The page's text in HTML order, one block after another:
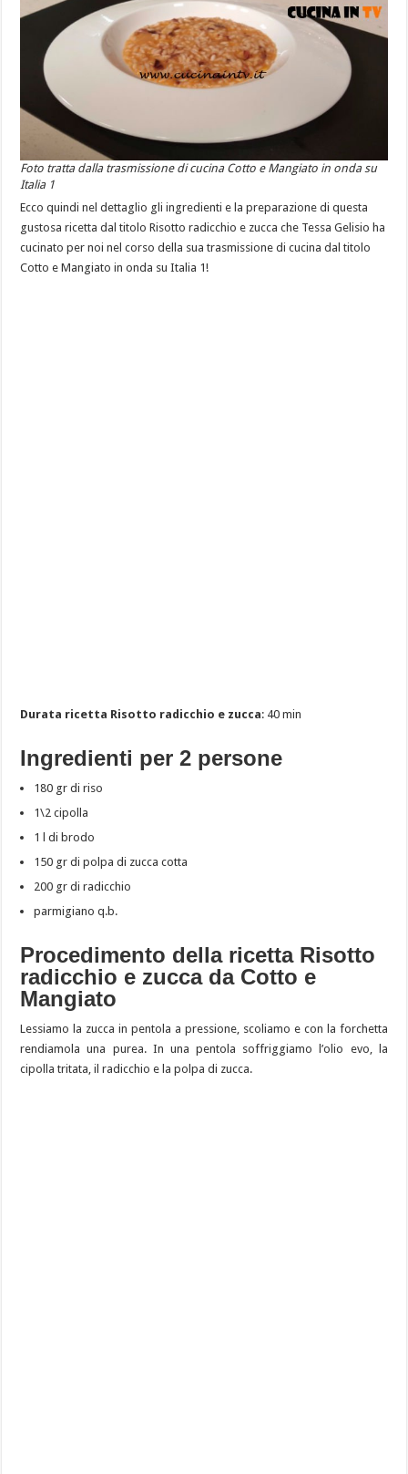
Foto tratta dalla trasmissione di cucina Cotto e Mangiato in onda su
Italia 1
Ecco quindi nel dettaglio gli ingredienti e la preparazione di questa
gustosa ricetta dal titolo Risotto radicchio e zucca che Tessa Gelisio ha
cucinato per noi nel corso della sua trasmissione di cucina dal titolo
Cotto e Mangiato in onda su Italia 1!
Durata ricetta Risotto radicchio e zucca: 40 min
Ingredienti per 2 persone
180 gr di riso
1\2 cipolla
1 l di brodo
150 gr di polpa di zucca cotta
200 gr di radicchio
parmigiano q.b.
Procedimento della ricetta Risotto
radicchio e zucca da Cotto e
Mangiato
Lessiamo la zucca in pentola a pressione, scoliamo e con la forchetta
rendiamola una purea. In una pentola soffriggiamo l’olio evo, la
cipolla tritata, il radicchio e la polpa di zucca.